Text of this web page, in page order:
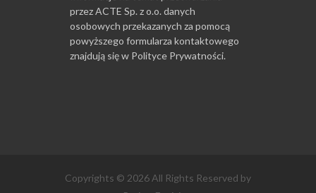
przez ACTE Sp. z o.o. danych
osobowych przekazanych za pomocą
powyższego formularza kontaktowego
znajdują się w Polityce Prywatności.
Copyrights © 2026 All Rights Reserved by